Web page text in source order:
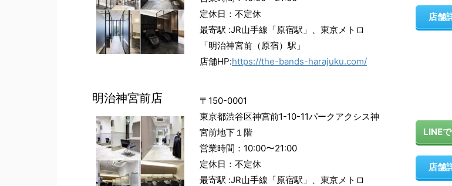
定休日：不定休
最寄駅 :JR山手線「原宿駅」、東京メトロ
「明治神宮前（原宿）駅」
店舗HP:https://the-bands-harajuku.com/
店舗
明治神宮前店
〒150-0001
東京都渋谷区神宮前1-10-11パークアクシス神
宮前地下１階
営業時間：10:00〜21:00
定休日：不定休
最寄駅 :JR山手線「原宿駅」、東京メトロ
LINE
店舗